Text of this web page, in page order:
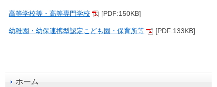
ホーム
高等学校等・高等専門学校 [PDF:150KB]
幼稚園・幼保連携型認定こども園・保育所等 [PDF:133KB]